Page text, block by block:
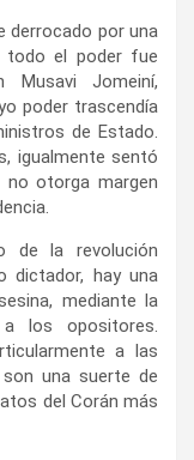
derrocado por una
todo el poder fue
Musavi Jomeiní,
poder trascendía
de Estado.
igualmente sentó
otorga margen
de la revolución
dictador, hay una
mediante la
los opositores.
a las
una suerte de
del Corán más